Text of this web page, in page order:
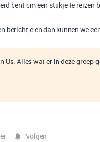
bent om een stukje te reizen
berichtje en dan kunnen we
Us. Alles wat er in deze groep
Volgen